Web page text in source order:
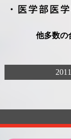
他多数の